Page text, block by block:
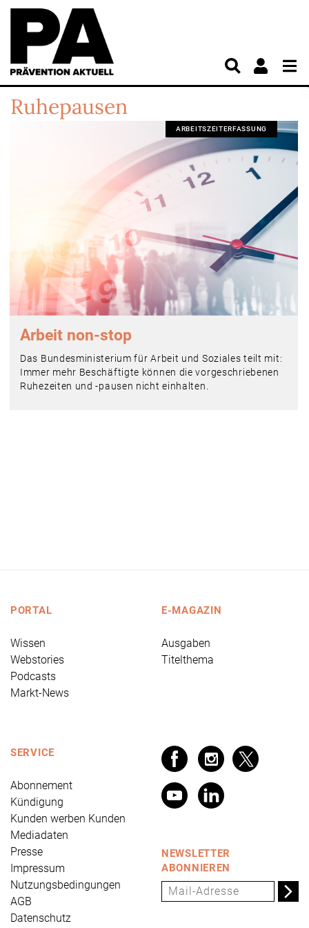
Ruhepausen
ARBEITSZEITERFASSUNG
Arbeit non-stop
Das Bundesministerium für Arbeit und Soziales teilt mit:
Immer mehr Beschäftigte können die vorgeschriebenen
Ruhezeiten und -pausen nicht einhalten.
PORTAL
Wissen
Webstories
Podcasts
Markt-News
E-MAGAZIN
Ausgaben
Titelthema
SERVICE
Abonnement
Kündigung
Kunden werben Kunden
Mediadaten
Presse
Impressum
Nutzungsbedingungen
AGB
Datenschutz
NEWSLETTER
ABONNIEREN